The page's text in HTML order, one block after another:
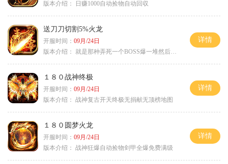
版本介绍：
日赚1000自动捡物自动回収
送刀刀切割5%火龙
开服时间： 09月/24日
版本介绍： 就是那种弄死一个BOSS爆一堆然后就起飞
详情
１８０战神终极
开服时间： 09月/24日
版本介绍： 战神复古开天终极无捐献无顶榜地图
详情
１８０圆梦火龙
开服时间： 09月/24日
版本介绍： 战神狂爆自动捡物剑甲全爆免费满级
详情